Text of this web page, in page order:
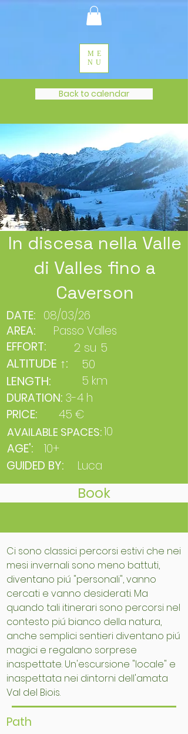
ME
NU
Back to calendar
In discesa nella Valle
di Valles fino a
Caverson
DATE: 08/03/26
AREA:
Passo Valles
EFFORT:
2 su 5
ALTITUDE ↑:
50
LENGTH:
5 km
DURATION: 3-4 h
45 €
PRICE:
10
AVAILABLE SPACES:
AGE':
10+
GUIDED BY:
Luca
Book
Ci sono classici percorsi estivi che nei
mesi invernali sono meno battuti,
diventano piú "personali", vanno
cercati e vanno desiderati. Ma
quando tali itinerari sono percorsi nel
contesto piú bianco della natura,
anche semplici sentieri diventano piú
magici e regalano sorprese
inaspettate. Un'escursione "locale" e
inaspettata nei dintorni dell'amata
Val del Biois.
Path